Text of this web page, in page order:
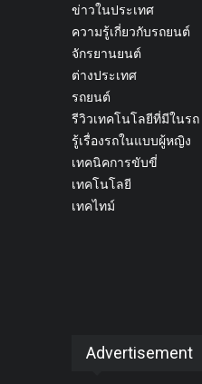
ข่าวในประเทศ
ความรู้เกี่ยวกับรถยนต์
จักรยานยนต์
ต่างประเทศ
รถยนต์
รีวิวเทคโนโลยีที่มีในรถ
รู้เรื่องรถในแบบผู้หญิง
เทคนิคการขับขี่
เทคโนโลยี
เทคไทม์
Advertisement